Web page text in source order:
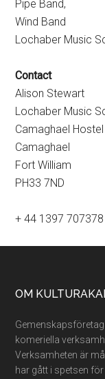
Pipe Band,
Wind Band
Lochaber Music
Contact
Alison Stewart
Lochaber Music
Camaghael
Camaghael
Fort William
PH33 7ND
+ 44 1397
Footer
OM
komeriella
Verksamheten är
har gått i spetsen